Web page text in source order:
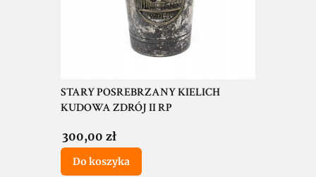
STARY POSREBRZANY KIELICH
KUDOWA ZDRÓJ II RP
Cena
300,00 zł
Do koszyka